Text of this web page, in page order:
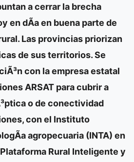
a cerrar la brecha
en dÃ­a en buena parte de
Las provincias priorizan
de sus territorios. Se
con la empresa estatal
ARSAT para cubrir a
o de conectividad
con el Instituto
agropecuaria (INTA) en
Rural Inteligente y